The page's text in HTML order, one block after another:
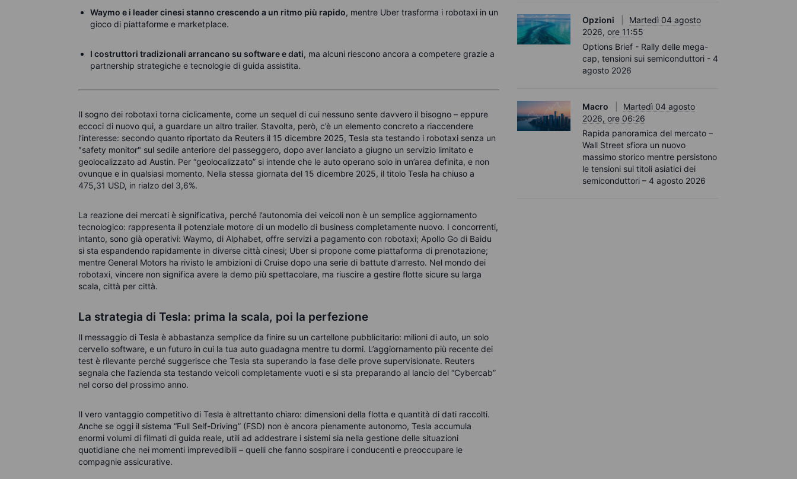
Waymo e i leader cinesi stanno crescendo a un ritmo più rapido, mentre Uber trasforma i robotaxi in un
gioco di piattaforme e marketplace.
I costruttori tradizionali arrancano su software e dati, ma alcuni riescono ancora a competere grazie a
partnership strategiche e tecnologie di guida assistita.
Il sogno dei robotaxi torna ciclicamente, come un sequel di cui nessuno sente davvero il bisogno – eppure
eccoci di nuovo qui, a guardare un altro trailer. Stavolta, però, c’è un elemento concreto a riaccendere
l’interesse: secondo quanto riportato da Reuters il 15 dicembre 2025, Tesla sta testando i robotaxi senza un
"safety monitor" sul sedile anteriore del passeggero, dopo aver lanciato a giugno un servizio limitato e
geolocalizzato ad Austin. Per “geolocalizzato” si intende che le auto operano solo in un’area definita, e non
ovunque e in qualsiasi momento. Nella stessa giornata del 15 dicembre 2025, il titolo Tesla ha chiuso a
475,31 USD, in rialzo del 3,6%.
La reazione dei mercati è significativa, perché l’autonomia dei veicoli non è un semplice aggiornamento
tecnologico: rappresenta il potenziale motore di un modello di business completamente nuovo. I concorrenti,
intanto, sono già operativi: Waymo, di Alphabet, offre servizi a pagamento con robotaxi; Apollo Go di Baidu
si sta espandendo rapidamente in diverse città cinesi; Uber si propone come piattaforma di prenotazione;
mentre General Motors ha rivisto le ambizioni di Cruise dopo una serie di battute d’arresto. Nel mondo dei
robotaxi, vincere non significa avere la demo più spettacolare, ma riuscire a gestire flotte sicure su larga
scala, città per città.
La strategia di Tesla: prima la scala, poi la perfezione
Il messaggio di Tesla è abbastanza semplice da finire su un cartellone pubblicitario: milioni di auto, un solo
cervello software, e un futuro in cui la tua auto guadagna mentre tu dormi. L’aggiornamento più recente dei
test è rilevante perché suggerisce che Tesla sta superando la fase delle prove supervisionate. Reuters
segnala che l’azienda sta testando veicoli completamente vuoti e si sta preparando al lancio del “Cybercab”
nel corso del prossimo anno.
Il vero vantaggio competitivo di Tesla è altrettanto chiaro: dimensioni della flotta e quantità di dati raccolti.
Anche se oggi il sistema “Full Self-Driving” (FSD) non è ancora pienamente autonomo, Tesla accumula
enormi volumi di filmati di guida reale, utili ad addestrare i sistemi sia nella gestione delle situazioni
quotidiane che nei momenti imprevedibili – quelli che fanno sospirare i conducenti e preoccupare le
compagnie assicurative.
Opzioni
Martedì 04 agosto
2026, ore 11:55
Options Brief - Rally delle mega-
cap, tensioni sui semiconduttori - 4
agosto 2026
Macro
Martedì 04 agosto
2026, ore 06:26
Rapida panoramica del mercato –
Wall Street sfiora un nuovo
massimo storico mentre persistono
le tensioni sui titoli asiatici dei
semiconduttori – 4 agosto 2026